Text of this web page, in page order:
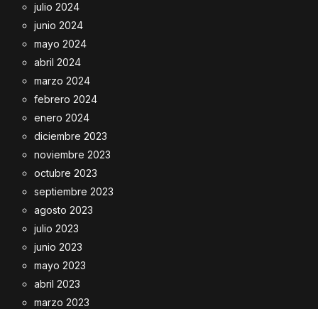
julio 2024
junio 2024
mayo 2024
abril 2024
marzo 2024
febrero 2024
enero 2024
diciembre 2023
noviembre 2023
octubre 2023
septiembre 2023
agosto 2023
julio 2023
junio 2023
mayo 2023
abril 2023
marzo 2023